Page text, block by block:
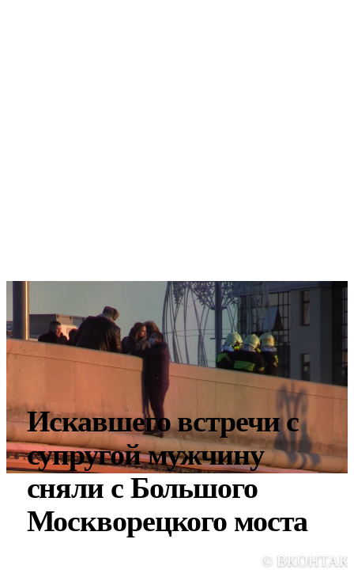
Искавшего встречи с
супругой мужчину
сняли с Большого
Москворецкого моста
©